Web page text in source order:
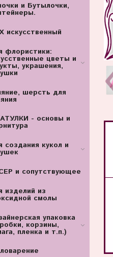
и Бутылочки,
искусственный
флористики:
цветы и
украшения,
шерсть для
- основы и
создания кукол и
и сопутствующее
изделий из
смолы
упаковка
корзины,
пленка и т.п.)